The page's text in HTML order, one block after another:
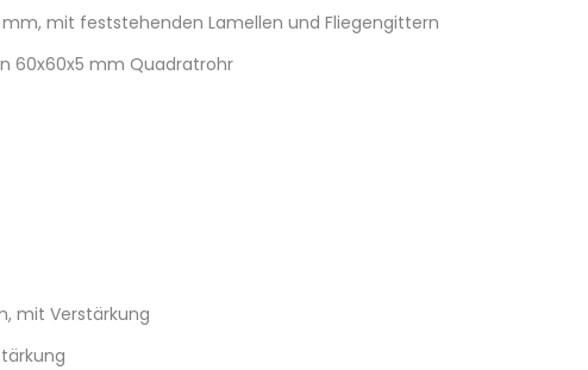
mit feststehenden Lamellen und Fliegengittern
60x60x5 mm Quadratrohr
mit Verstärkung